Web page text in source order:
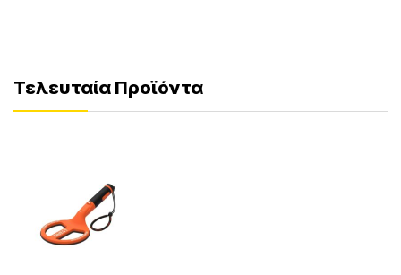
Τελευταία Προϊόντα